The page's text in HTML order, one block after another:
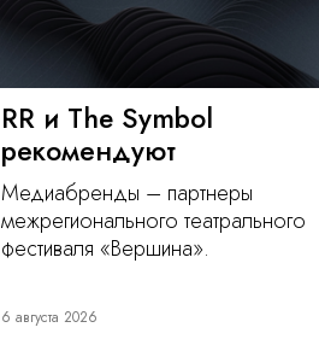
RR и The Symbol
рекомендуют
Медиабренды – партнеры
межрегионального театрального
фестиваля «Вершина».
6 августа 2026